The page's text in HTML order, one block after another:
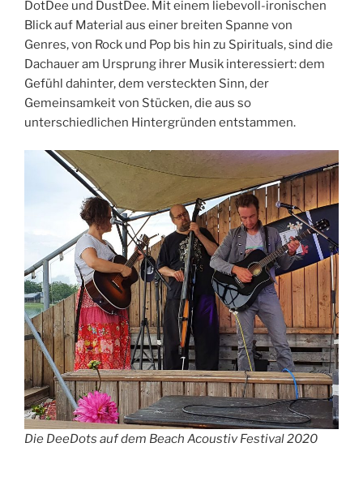
DotDee und DustDee. Mit einem liebevoll-ironischen
Blick auf Material aus einer breiten Spanne von
Genres, von Rock und Pop bis hin zu Spirituals, sind die
Dachauer am Ursprung ihrer Musik interessiert: dem
Gefühl dahinter, dem versteckten Sinn, der
Gemeinsamkeit von Stücken, die aus so
unterschiedlichen Hintergründen entstammen.
Die DeeDots auf dem Beach Acoustiv Festival 2020